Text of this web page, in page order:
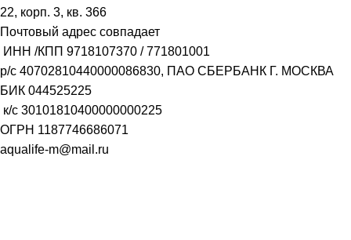
22, корп. 3, кв. 366
Почтовый адрес совпадает
ИНН /КПП 9718107370 /771801001
р/с 40702810440000086830, ПАО СБЕРБАНК Г. МОСКВА
БИК 044525225
к/с 30101810400000000225
ОГРН 1187746686071
aqualife-m@mail.ru